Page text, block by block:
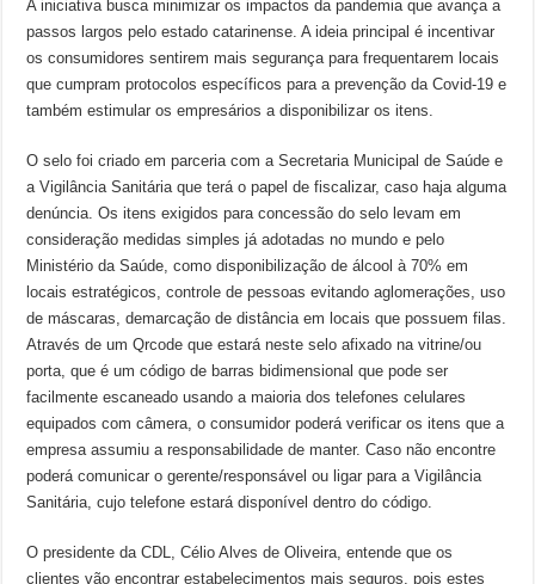
A iniciativa busca minimizar os impactos da pandemia que avança a
passos largos pelo estado catarinense. A ideia principal é incentivar
os consumidores sentirem mais segurança para frequentarem locais
que cumpram protocolos específicos para a prevenção da Covid-19 e
também estimular os empresários a disponibilizar os itens.
O selo foi criado em parceria com a Secretaria Municipal de Saúde e
a Vigilância Sanitária que terá o papel de fiscalizar, caso haja alguma
denúncia. Os itens exigidos para concessão do selo levam em
consideração medidas simples já adotadas no mundo e pelo
Ministério da Saúde, como disponibilização de álcool à 70% em
locais estratégicos, controle de pessoas evitando aglomerações, uso
de máscaras, demarcação de distância em locais que possuem filas.
Através de um Qrcode que estará neste selo afixado na vitrine/ou
porta, que é um código de barras bidimensional que pode ser
facilmente escaneado usando a maioria dos telefones celulares
equipados com câmera, o consumidor poderá verificar os itens que a
empresa assumiu a responsabilidade de manter. Caso não encontre
poderá comunicar o gerente/responsável ou ligar para a Vigilância
Sanitária, cujo telefone estará disponível dentro do código.
O presidente da CDL, Célio Alves de Oliveira, entende que os
clientes vão encontrar estabelecimentos mais seguros, pois estes